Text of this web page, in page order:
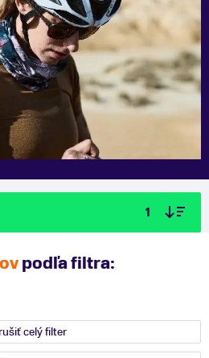
1
podľa filtra:
celý filter